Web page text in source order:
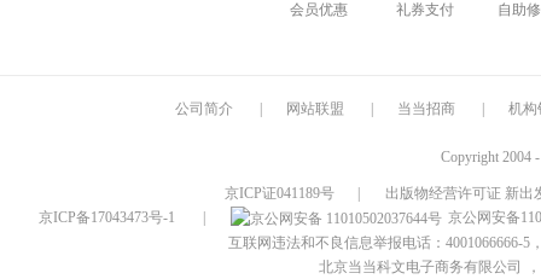
会员优惠
礼券支付
自助
公司简介 网站联盟 当当招商 机构
Copyright 2004
京ICP证041189号
出版物经营许可证 新出
京ICP备17043473号-1
京公网安备
互联网违法和不良信息举报电话：4001066666-5
北京当当科文电子商务有限公司